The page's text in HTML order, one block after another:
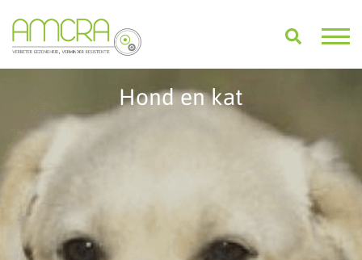
Hond en kat